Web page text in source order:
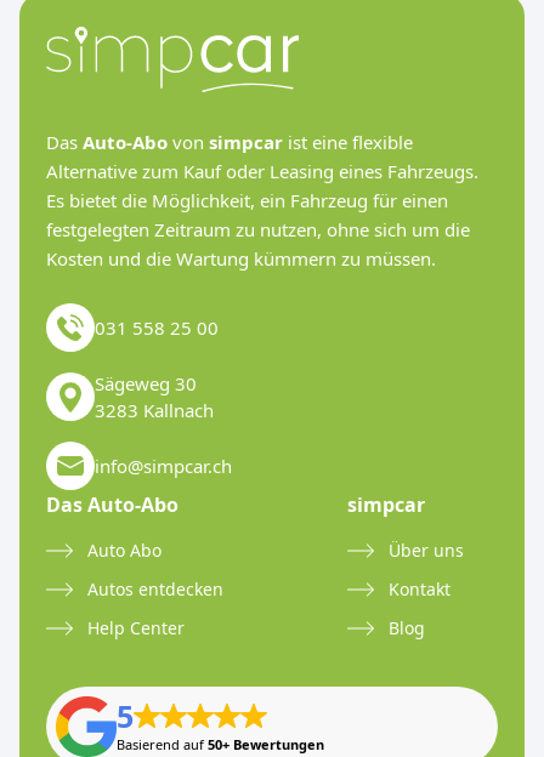
Das Auto-Abo von simpcar ist eine flexible
Alternative zum Kauf oder Leasing eines Fahrzeugs.
Es bietet die Möglichkeit, ein Fahrzeug für einen
festgelegten Zeitraum zu nutzen, ohne sich um die
Kosten und die Wartung kümmern zu müssen.
031 558 25 00
Sägeweg 30
3283 Kallnach
info@simpcar.ch
Das Auto-Abo
Auto Abo
Autos entdecken
Help Center
simpcar
Über uns
Kontakt
Blog
5
Basierend auf50+ Bewertungen